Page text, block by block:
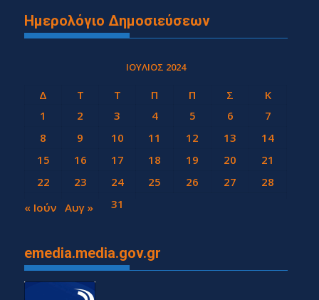
Ημερολόγιο Δημοσιεύσεων
ΙΟΎΛΙΟΣ 2024
Δ Τ Τ Π Π Σ
Κ
1
2 3 4 5 6
7
8
9 10 11 12 13
14
15
16 17 18 19 20
21
22
23 24 25 26 27
28
29
30 31
« Ιούν Αυγ »
emedia.media.gov.gr